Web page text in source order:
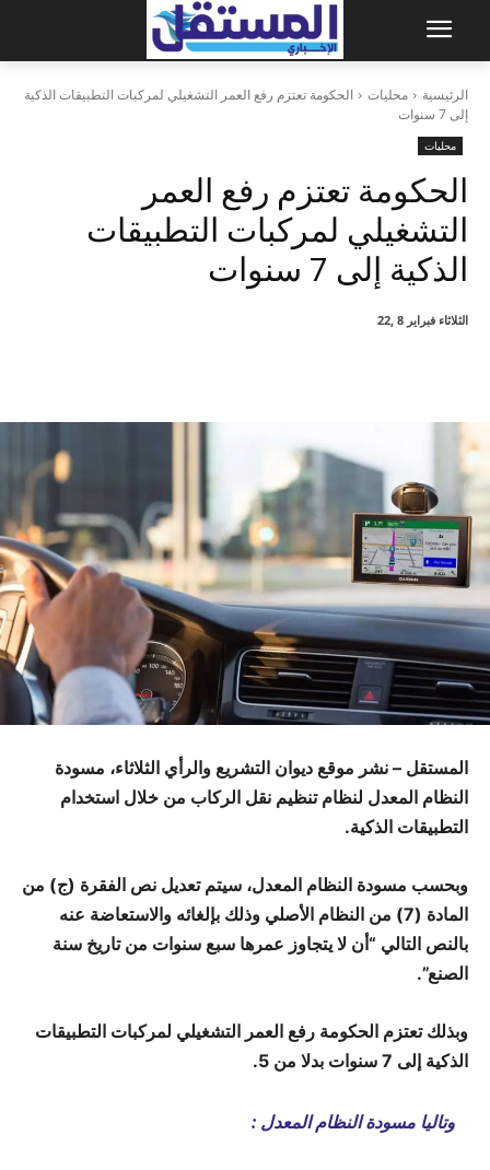
الرئيسية محليات
الحكومة تعتزم رفع العمر التشغيلي لمركبات التطبيقات الذكية
إلى 7 سنوات
محليات
الحكومة تعتزم رفع العمر
التشغيلي لمركبات التطبيقات
الذكية إلى 7 سنوات
الثلاثاء فبراير 8 ,22
المستقل – نشر موقع ديوان التشريع والرأي الثلاثاء، مسودة
النظام المعدل لنظام تنظيم نقل الركاب من خلال استخدام
التطبيقات الذكية.
وبحسب مسودة النظام المعدل، سيتم تعديل نص الفقرة (ج) من
المادة (7) من النظام الأصلي وذلك بإلغائه والاستعاضة عنه
بالنص التالي “أن لا يتجاوز عمرها سبع سنوات من تاريخ سنة
الصنع”.
وبذلك تعتزم الحكومة رفع العمر التشغيلي لمركبات التطبيقات
الذكية إلى 7 سنوات بدلا من 5.
وتاليا مسودة النظام المعدل :